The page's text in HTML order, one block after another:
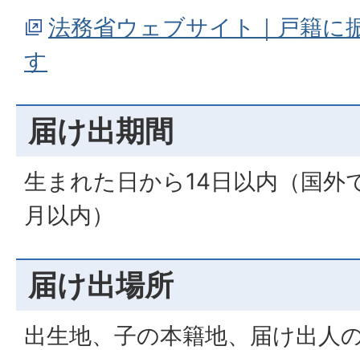
法務省ウェブサイト｜戸籍に
す
届け出期間
生まれた日から14日以内（国外
月以内）
届け出場所
出生地、子の本籍地、届け出人